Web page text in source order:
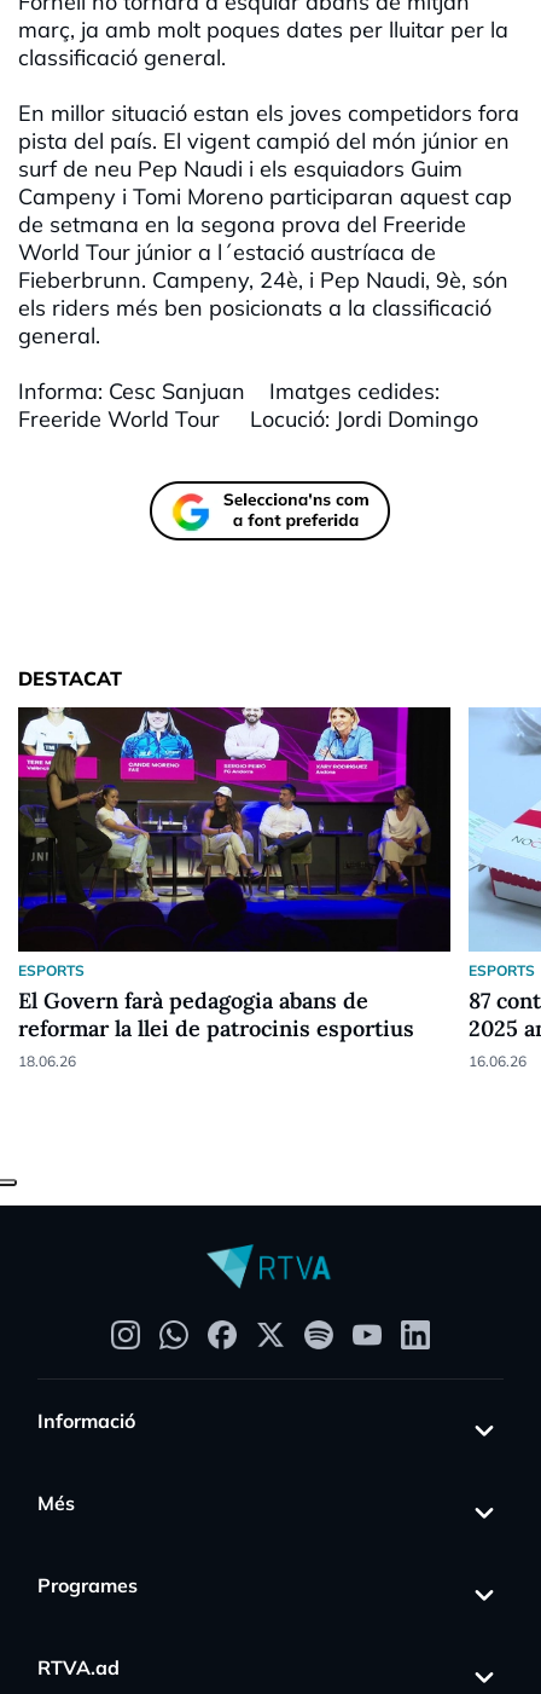
març, ja amb molt poques dates per lluitar per la
classificació general.
En millor situació estan els joves competidors fora
pista del país. El vigent campió del món júnior en
surf de neu Pep Naudi i els esquiadors Guim
Campeny i Tomi Moreno participaran aquest cap
de setmana en la segona prova del Freeride
World Tour júnior a l´estació austríaca de
Fieberbrunn. Campeny, 24è, i Pep Naudi, 9è, són
els riders més ben posicionats a la classificació
general.
Informa: Cesc Sanjuan Imatges cedides:
Freeride World Tour Locució: Jordi Domingo
DESTACAT
ESPORTS
El Govern farà pedagogia abans de
reformar la llei de patrocinis esportius
18.06.26
ESPORTS
87
2025
16.06.26
Informació
Més
Programes
RTVA.ad